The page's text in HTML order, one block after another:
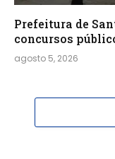
Prefeitura de
concursos
agosto 5, 2026